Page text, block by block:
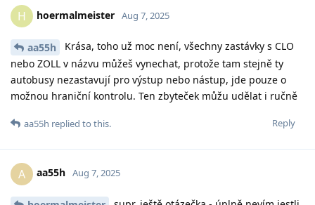
H hoermalmeister Aug 7, 2025
aa55h
Krása, toho už moc není, všechny zastávky s CLO
nebo ZOLL v názvu můžeš vynechat, protože tam stejně ty
autobusy nezastavují pro výstup nebo nástup, jde pouze o
možnou hraniční kontrolu. Ten zbyteček můžu udělat i ručně
Reply
aa55h replied to this.
A aa55h Aug 7, 2025